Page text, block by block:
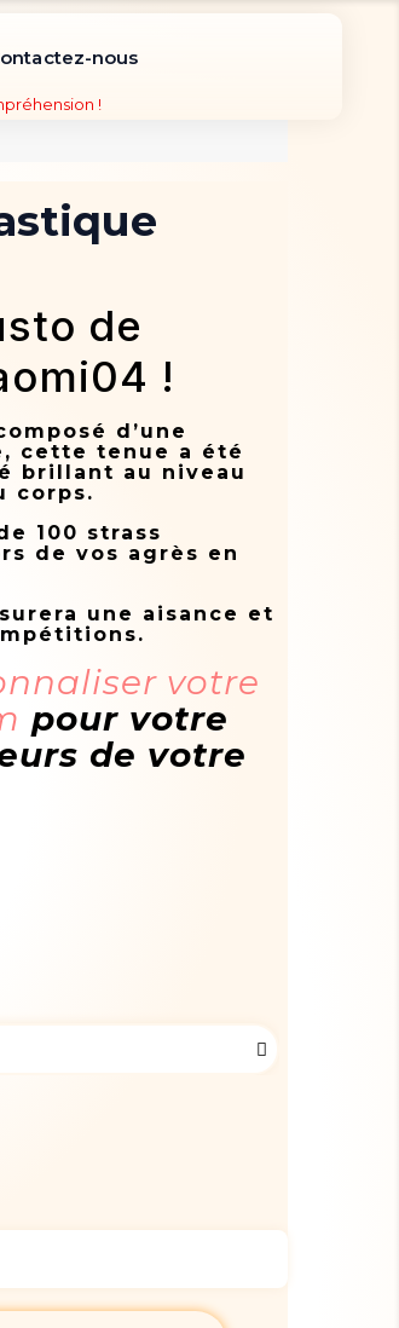
nous
!
de
!
d’une
cette tenue a été
brillant au niveau
corps.
100 strass
de vos agrès en
une aisance et
votre
pour votre
de votre